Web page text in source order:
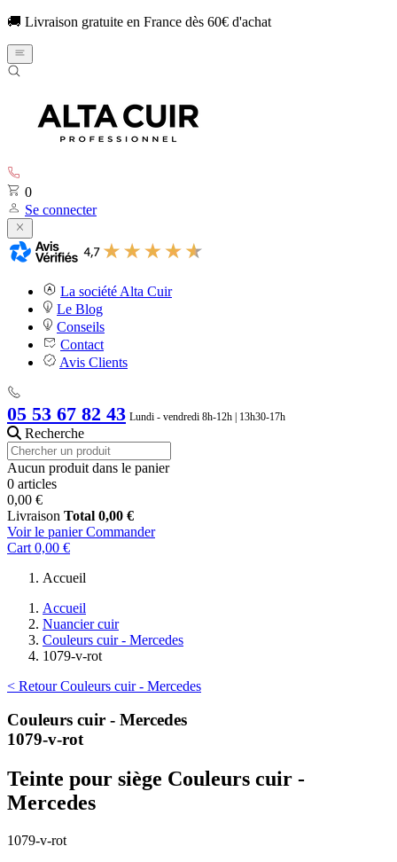
🚚 Livraison gratuite en France dès 60€ d'achat
0
Se connecter
La société Alta Cuir
Le Blog
Conseils
Contact
Avis Clients
05 53 67 82 43 Lundi - vendredi 8h-12h | 13h30-17h
Recherche
Aucun produit dans le panier
0 articles
0,00 €
Livraison Total 0,00 €
Voir le panier Commander
Cart 0,00 €
Accueil
Accueil
Nuancier cuir
Couleurs cuir - Mercedes
1079-v-rot
< Retour Couleurs cuir - Mercedes
Couleurs cuir - Mercedes
1079-v-rot
Teinte pour siège Couleurs cuir -
Mercedes
1079-v-rot